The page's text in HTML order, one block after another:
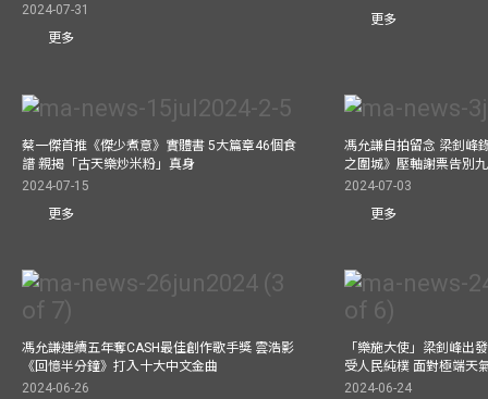
2024-07-31
更多
更多
蔡一傑首推《傑少煮意》實體書 5大篇章46個食
譜 親揭「古天樂炒米粉」真身
2024-07-15
更多
馮允謙自拍留念 梁釗峰
之圍城》壓軸謝票告別
2024-07-03
更多
馮允謙連續五年奪CASH最佳創作歌手獎 雲浩影
《回憶半分鐘》打入十大中文金曲
2024-06-26
「樂施大使」梁釗峰出
受人民純樸 面對極端天
2024-06-24